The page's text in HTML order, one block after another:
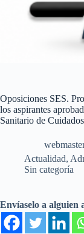
Oposiciones SES.
los aspirantes
Sanitario de
Actualidad,
Sin categoría
Envíaselo a alguien